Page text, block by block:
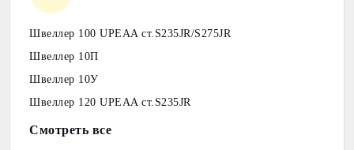
Швеллер 100 UPEAA ст.S235JR/S275JR
Швеллер 10П
Швеллер 10У
Швеллер 120 UPEAA ст.S235JR
Смотреть все